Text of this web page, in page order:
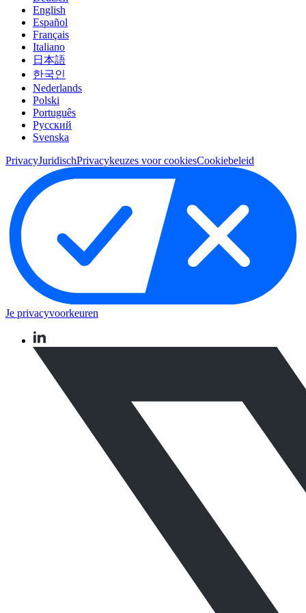
English
Español
Français
Italiano
日本語
한국인
Nederlands
Polski
Português
Pусский
Svenska
PrivacyJuridischPrivacykeuzes voor cookiesCookiebeleid
Je privacyvoorkeuren